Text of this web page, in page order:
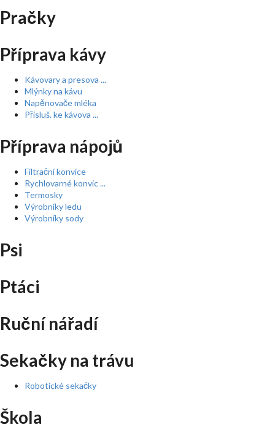
Pračky
Příprava kávy
Kávovary a presova ...
Mlýnky na kávu
Napěnovače mléka
Přísluš. ke kávova ...
Příprava nápojů
Filtrační konvice
Rychlovarné konvic ...
Termosky
Výrobníky ledu
Výrobníky sody
Psi
Ptáci
Ruční nářadí
Sekačky na trávu
Robotické sekačky
Škola